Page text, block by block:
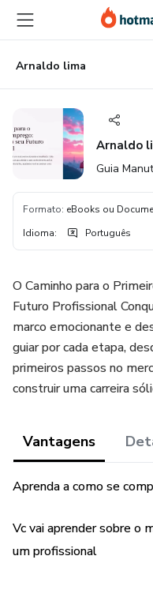
para
conteúdo
principal
para
pagamento
para
rodapé
Arnaldo lima
Arnaldo
Guia
Formato: eBooks ou
Idioma: Português
O Caminho para o
Futuro Profissional
marco emocionante e
guiar por cada etapa,
primeiros passos no
construir uma carreira
Vantagens
Aprenda a como se
Vc vai aprender sobre o
um profissional